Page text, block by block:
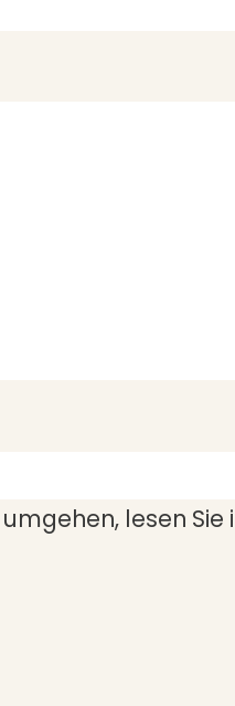
lesen Sie